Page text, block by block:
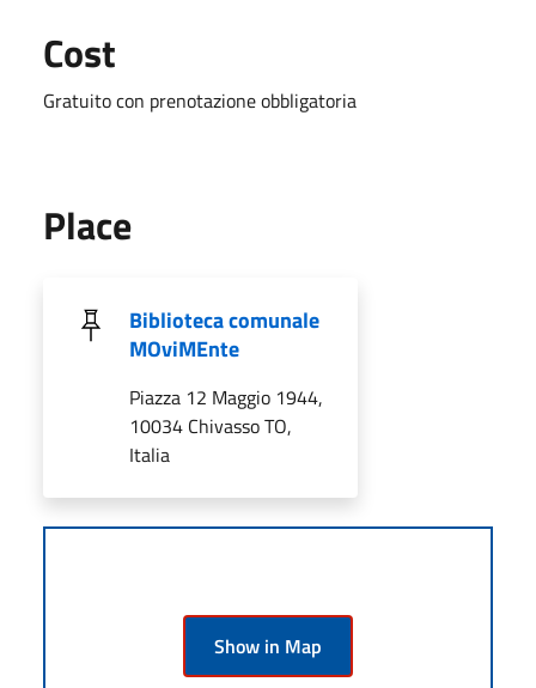
Cost
Gratuito con prenotazione obbligatoria
Place
Biblioteca comunale
MOviMEnte
Piazza 12 Maggio 1944,
10034 Chivasso TO,
Italia
Show in Map